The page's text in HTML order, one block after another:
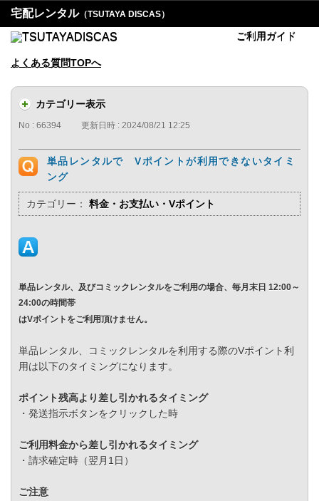
宅配レンタル（TSUTAYA DISCAS）
ご利用ガイド
よくある質問TOPへ
カテゴリー表示
No : 66394 更新日時 : 2024/08/21 12:25
単品レンタルで Vポイントが利用できないタイミ
ング
カテゴリー： 料金・お支払い・Vポイント
単品レンタル、及びコミックレンタルをご利用の場合、毎月末日 12:00～
24:00の時間帯
はVポイントをご利用頂けません。
単品レンタル、コミックレンタルを利用する際のVポイント利
用は以下のタイミングになります。
ポイント残高より差し引かれるタイミング
・発送指示ボタンをクリックした時
ご利用料金から差し引かれるタイミング
・請求確定時（翌月1日）
ご注意